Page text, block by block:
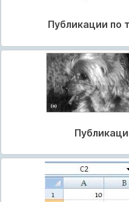
Публикации по